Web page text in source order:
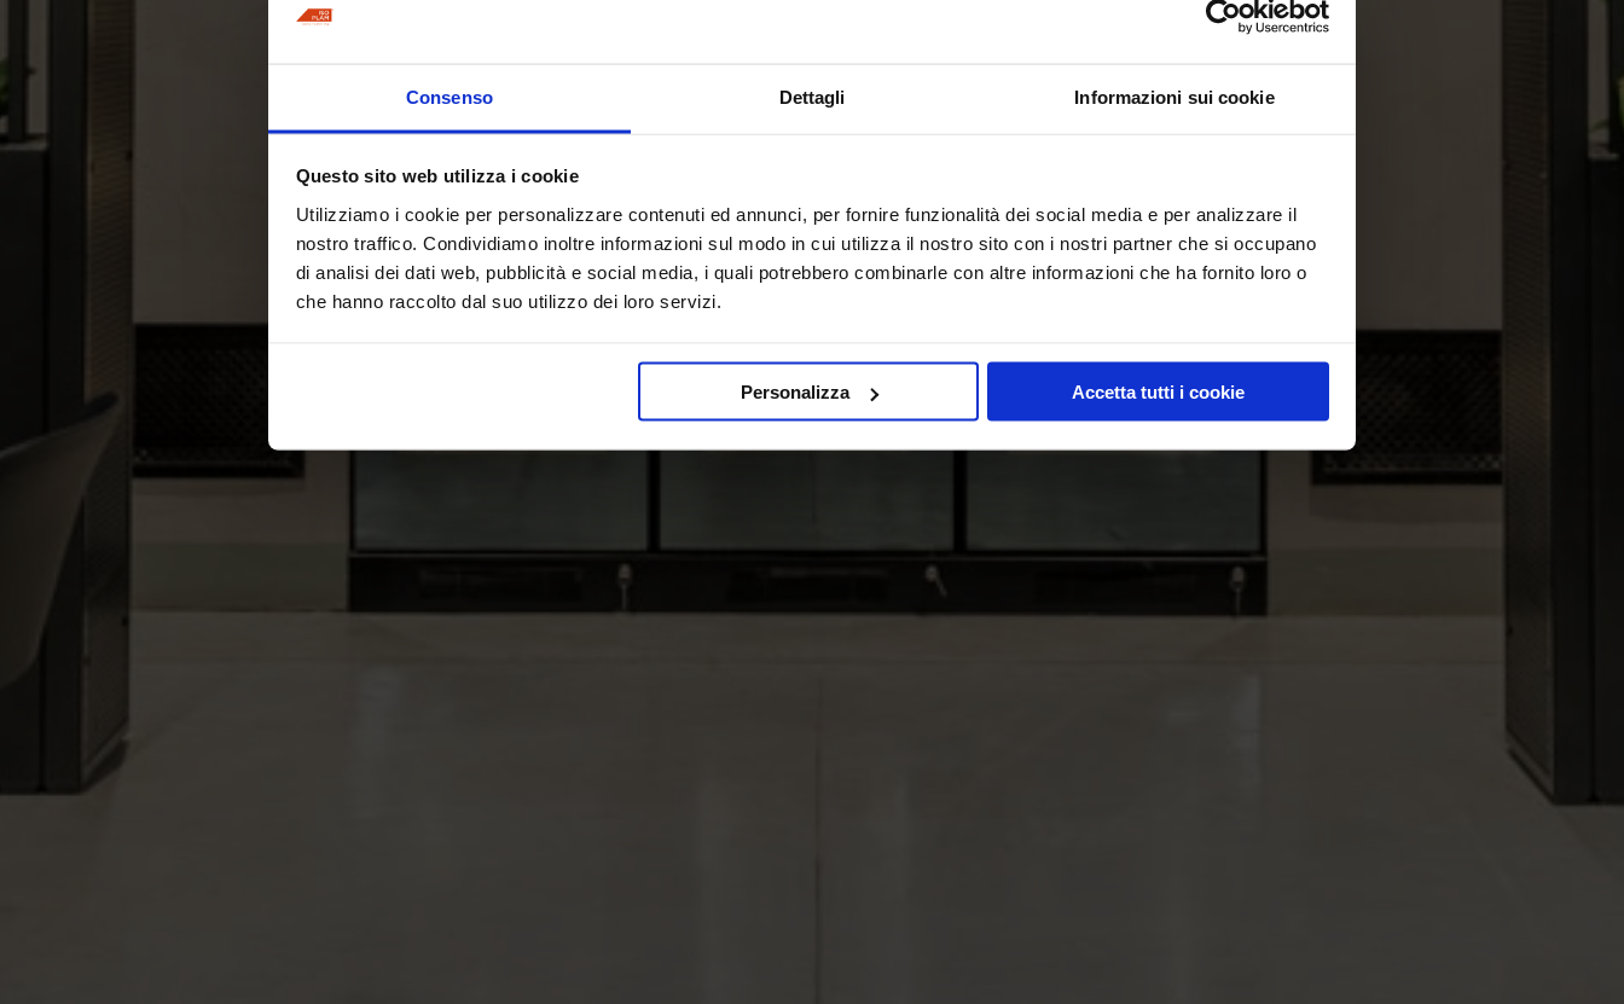
Consenso Dettagli Informazioni sui cookie
Questo sito web utilizza i cookie
Utilizziamo i cookie per personalizzare contenuti ed annunci, per fornire funzionalità dei social media e per analizzare il
nostro traffico. Condividiamo inoltre informazioni sul modo in cui utilizza il nostro sito con i nostri partner che si occupano
di analisi dei dati web, pubblicità e social media, i quali potrebbero combinarle con altre informazioni che ha fornito loro o
che hanno raccolto dal suo utilizzo dei loro servizi.
Personalizza Accetta tutti i cookie